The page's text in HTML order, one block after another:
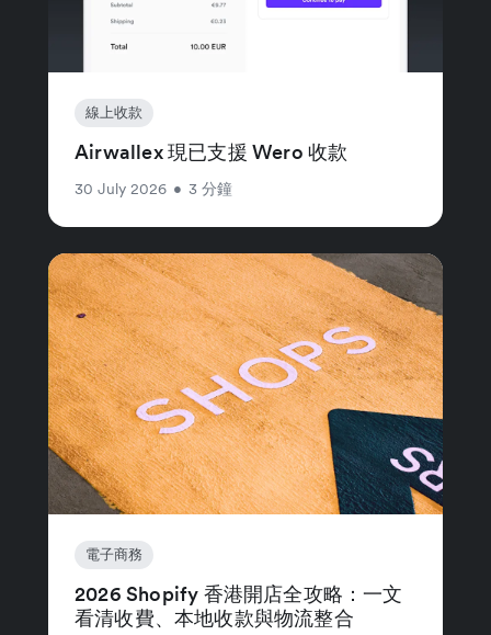
線上收款
Airwallex 現已支援 Wero 收款
30 July 2026 • 3 分鐘
電子商務
2026 Shopify 香港開店全攻略：一文
看清收費、本地收款與物流整合